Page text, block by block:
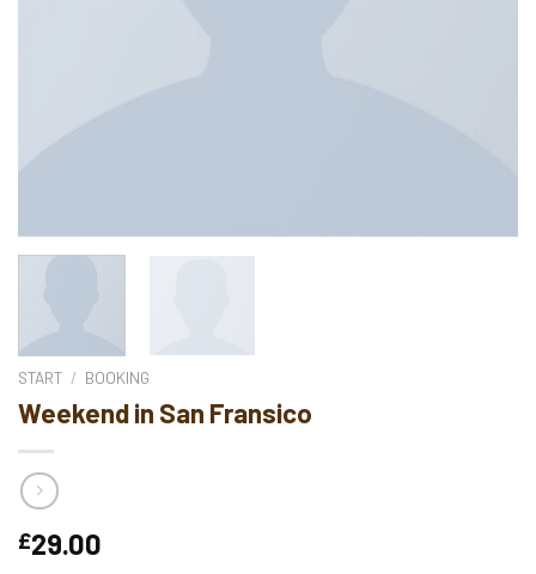
START / BOOKING
Weekend in San Fransico
£29.00